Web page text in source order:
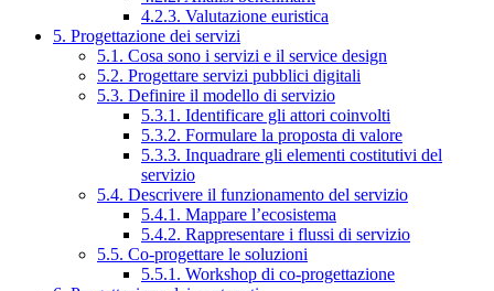
4.2.3. Valutazione euristica
5. Progettazione dei servizi
5.1. Cosa sono i servizi e il service design
5.2. Progettare servizi pubblici digitali
5.3. Definire il modello di servizio
5.3.1. Identificare gli attori coinvolti
5.3.2. Formulare la proposta di valore
5.3.3. Inquadrare gli elementi costitutivi del
servizio
5.4. Descrivere il funzionamento del servizio
5.4.1. Mappare l’ecosistema
5.4.2. Rappresentare i flussi di servizio
5.5. Co-progettare le soluzioni
5.5.1. Workshop di co-progettazione